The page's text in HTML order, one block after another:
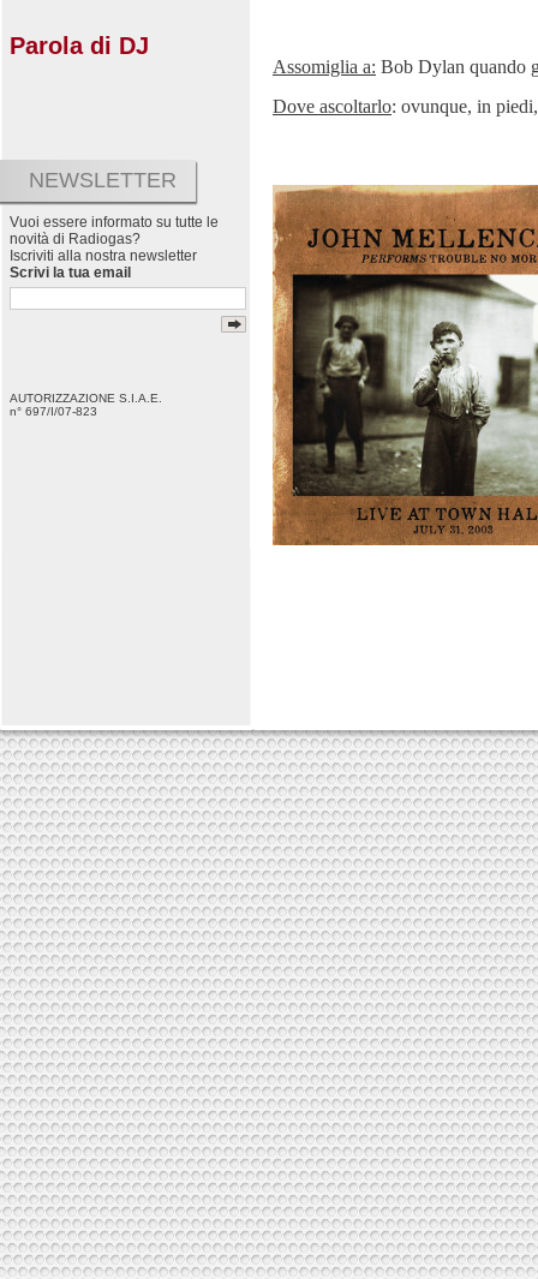
Parola di DJ
NEWSLETTER
Vuoi essere informato su tutte le
novità di Radiogas?
Iscriviti alla nostra newsletter
Scrivi la tua email
AUTORIZZAZIONE S.I.A.E.
n° 697/I/07-823
Assomiglia a: Bob Dylan quando
Dove ascoltarlo: ovunque, in